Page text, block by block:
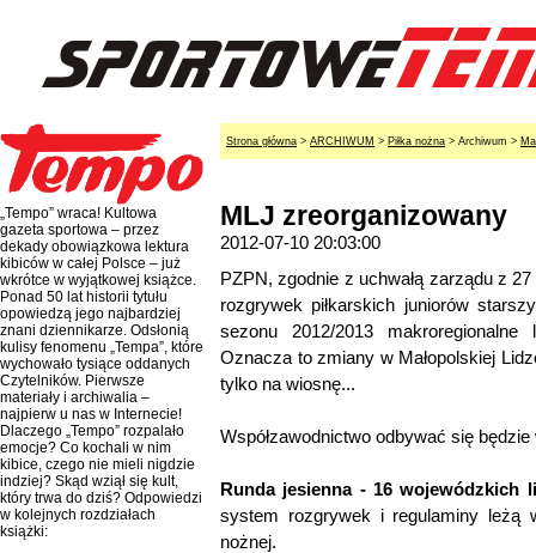
„Tempo” wraca! Kultowa
gazeta sportowa – przez
dekady obowiązkowa lektura
kibiców w całej Polsce – już
wkrótce w wyjątkowej książce.
Ponad 50 lat historii tytułu
opowiedzą jego najbardziej
znani dziennikarze. Odsłonią
kulisy fenomenu „Tempa”, które
wychowało tysiące oddanych
Czytelników. Pierwsze
materiały i archiwalia –
najpierw u nas w Internecie!
Dlaczego „Tempo” rozpalało
emocje? Co kochali w nim
kibice, czego nie mieli nigdzie
indziej? Skąd wziął się kult,
który trwa do dziś? Odpowiedzi
w kolejnych rozdziałach
książki:
Strona główna > ARCHIWUM > Piłka nożna > Archiwum >
MLJ zreorganizowany
2012-07-10 20:03:00
PZPN, zgodnie z uchwałą zarządu z
rozgrywek piłkarskich juniorów
sezonu 2012/2013
Oznacza to zmiany w Małopolskiej
tylko na wiosnę...
Współzawodnictwo odbywać się będzie
Runda jesienna - 16 wojewódzkich
system rozgrywek i regulaminy leżą
nożnej.